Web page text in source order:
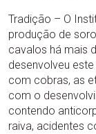
Tradição – O
produção de
cavalos há mais
desenvolveu
com cobras, as
com o
contendo
raiva, acidentes